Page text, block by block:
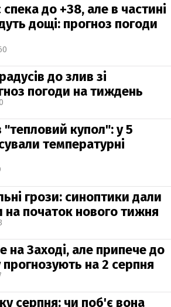
до +38, але в частині
дощі: прогноз погоди
до злив зі
погоди на тиждень
"тепловий купол": у 5
температурні
грози: синоптики дали
на початок нового тижня
Заході, але припече до
прогнозують на 2 серпня
серпня: чи поб'є вона